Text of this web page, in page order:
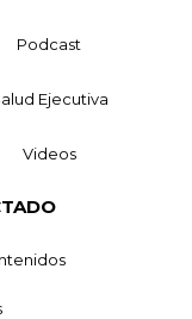
Podcast
Ejecutiva
Videos